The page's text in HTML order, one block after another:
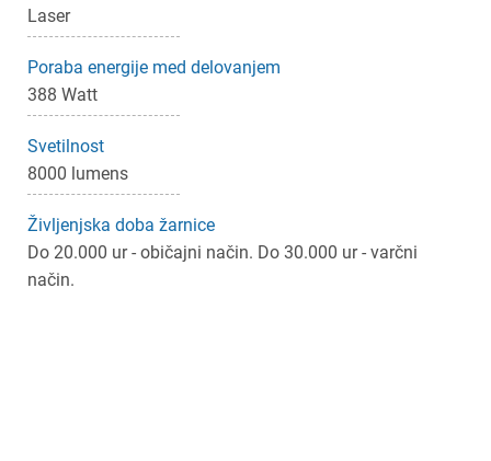
Laser
Poraba energije med delovanjem
388 Watt
Svetilnost
8000 lumens
Življenjska doba žarnice
Do 20.000 ur - običajni način. Do 30.000 ur - varčni
način.